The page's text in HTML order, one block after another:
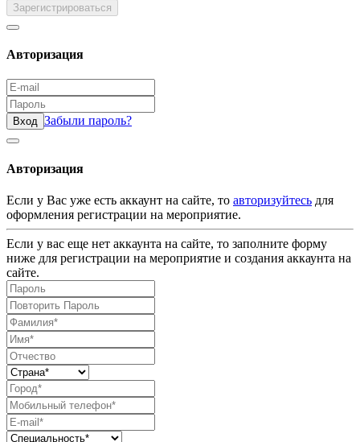
Зарегистрироваться
Авторизация
Вход Забыли пароль?
Авторизация
Если у Вас уже есть аккаунт на сайте, то авторизуйтесь для
оформления регистрации на мероприятие.
Если у вас еще нет аккаунта на сайте, то заполните форму
ниже для регистрации на мероприятие и создания аккаунта на
сайте.